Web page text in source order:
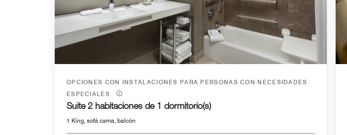
OPCIONES CON INSTALACIONES PARA PERSONAS CON NECESIDADES
ESPECIALES
Suite 2 habitaciones de 1 dormitorio(s)
1 King, sofá cama, balcón